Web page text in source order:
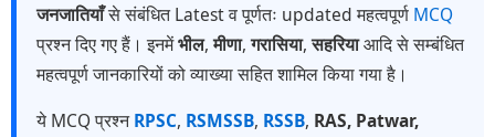
जनजातियाँसे संबंधित Latest व पूर्णतः updated महत्वपूर्ण MCQ
प्रश्न दिए गए हैं। इनमेंभील,मीणा,गरासिया,सहरियाआदि से सम्बंधित
महत्वपूर्ण जानकारियों को व्याख्या सहित शामिल किया गया है।
ये MCQ प्रश्नRPSC, RSMSSB, RSSB, RAS, Patwar,